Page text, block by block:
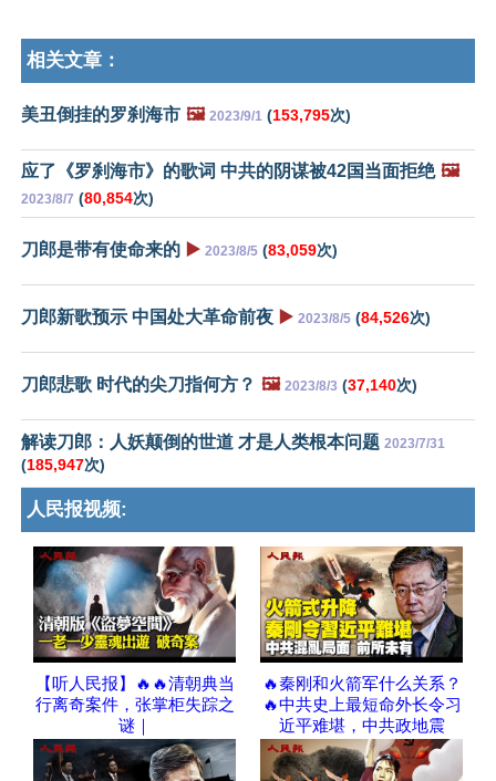
相关文章：
美丑倒挂的罗刹海市 🖼️ 2023/9/1 (153,795次)
应了《罗刹海市》的歌词 中共的阴谋被42国当面拒绝 🖼️
2023/8/7 (80,854次)
刀郎是带有使命来的 ▶️ 2023/8/5 (83,059次)
刀郎新歌预示 中国处大革命前夜 ▶️ 2023/8/5 (84,526次)
刀郎悲歌 时代的尖刀指何方？ 🖼️ 2023/8/3 (37,140次)
解读刀郎：人妖颠倒的世道 才是人类根本问题 2023/7/31
(185,947次)
人民报视频:
【听人民报】🔥🔥清朝典当
行离奇案件，张掌柜失踪之
谜｜
🔥秦刚和火箭军什么关系？
🔥中共史上最短命外长令习
近平难堪，中共政地震